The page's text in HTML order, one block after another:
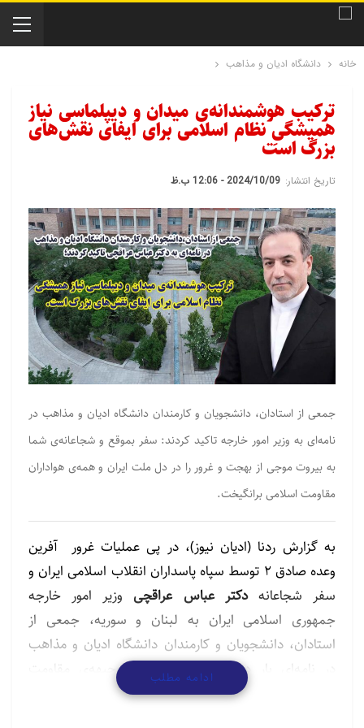
خانه دانشگاه ادیان و مذاهب
ترکیب هوشمندانه‌ی میدان و دیپلماسی نیاز
همیشگیِ نظام اسلامی برای ایفای نقش‌های
بزرگ است
تاریخ انتشار: 2024/10/09 - 12:06 ب.ظ
جمعی از استادان، دانشجویان و کارمندان دانشگاه ادیان و مذاهب در
نامه‌ای به وزیر امور خارجه تاکید کردند: سفر بموقع و شجاعانه‌ی شما
به بیروت موجی از بهجت و غرور را در دل ملت ایران و همه‌ی هواداران
مقاومت اسلامی برانگیخت.
به گزارش ردنا (ادیان نیوز)، در پی عملیات غرور آفرین
وعده صادق ۲ توسط سپاه پاسداران انقلاب اسلامی ایران و
سفر شجاعانهدکتر عباس عراقچی وزیر امور خارجه
جمهوری اسلامی ایران به لبنان و سوریه، جمعی از
استادان، دانشجویان و کارمندان دانشگاه ادیان و مذاهب
در نامه‌ای بار دیگر ضمن حمایت از جبهه‌ی مقاومت
اسلامی از مواضع انقلابی وزیر امور خارجه تقدیر و تشکر
ادامه مطلب